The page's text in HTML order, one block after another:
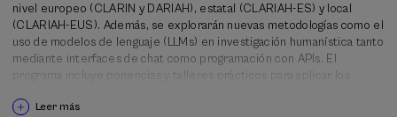
nivel europeo (CLARIN y DARIAH), estatal (CLARIAH-ES) y local
(CLARIAH-EUS). Además, se explorarán nuevas metodologías como el
uso de modelos de lenguaje (LLMs) en investigación humanística tanto
mediante interfaces de chat como programación con APIs. El
programa incluye ponencias y talleres prácticos para aplicar los
Leer más